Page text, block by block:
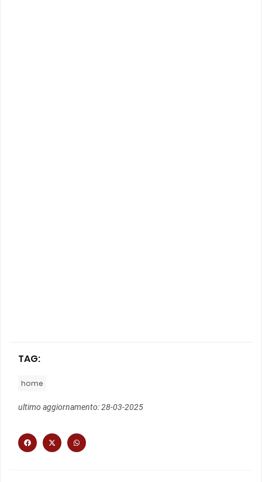
TAG:
home
ultimo aggiornamento: 28-03-2025